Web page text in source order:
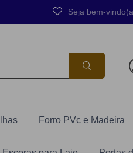
Seja bem-
Forro PVc e Madeira